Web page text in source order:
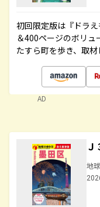
初回限定版は『ドラ
＆400ページのボリ
たすら町を歩き、取材
AD
地